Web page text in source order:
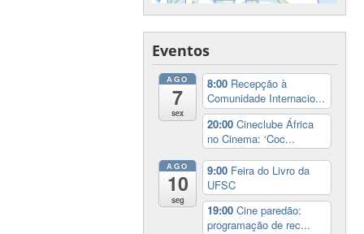
Eventos
AGO
7
sex
8:00 Recepção à
Comunidade Internacio...
20:00Cineclube África
no Cinema: ‘Coc...
AGO
10
seg
9:00 Feira do Livro da
UFSC
19:00Cine paredão:
programação de rec...